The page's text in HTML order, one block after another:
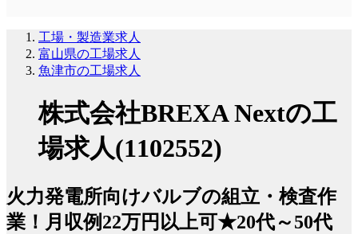
工場・製造業求人
富山県の工場求人
魚津市の工場求人
株式会社BREXA Nextの工
場求人(1102552)
火力発電所向けバルブの組立・検査作
業！月収例22万円以上可★20代～50代